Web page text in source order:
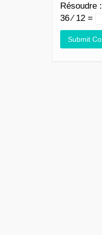
Résoudre :
36 ⁄ 12 =